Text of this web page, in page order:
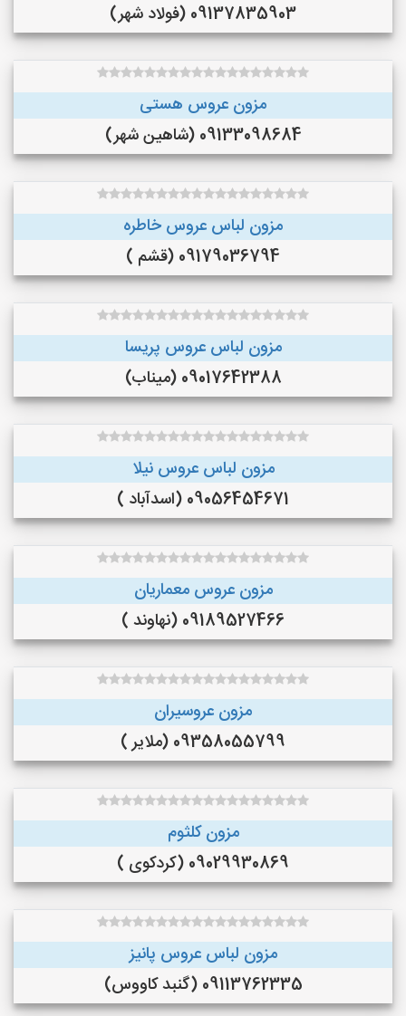
09137835903 (فولاد شهر)
مزون عروس هستی
09133098684 (شاهین شهر)
مزون لباس عروس خاطره
09179036794 (قشم )
مزون لباس عروس پریسا
09017642388 (میناب)
مزون لباس عروس نیلا
09056454671 (اسدآباد )
مزون عروس معماریان
09189527466 (نهاوند )
مزون عروسیران
09358055799 (ملایر )
مزون کلثوم
09029930869 (کردکوی )
مزون لباس عروس پانیز
09113762335 (گنبد کاووس)